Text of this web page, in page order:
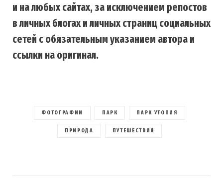
и на любых сайтах, за исключением репостов
в личных блогах и личных страниц социальных
сетей с обязательным указанием автора и
ссылки на оригинал.
ФОТОГРАФИИ ПАРК ПАРК УТОПИЯ
ПРИРОДА ПУТЕШЕСТВИЯ